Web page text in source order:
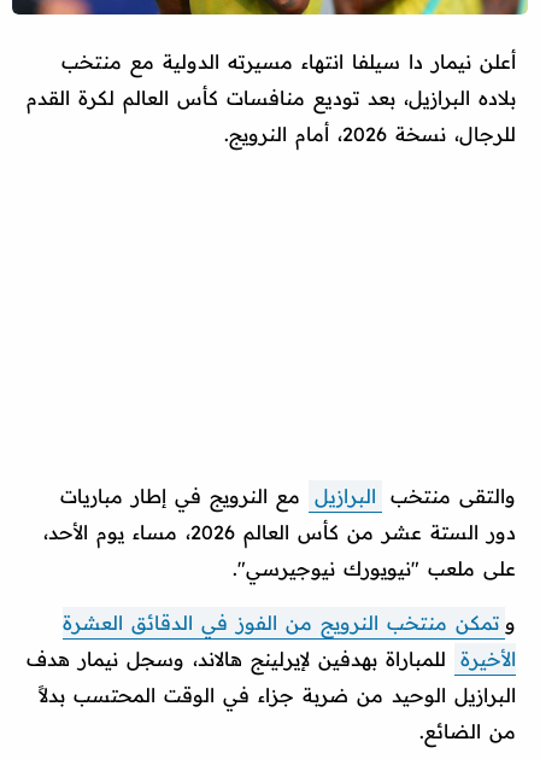
أعلن نيمار دا سيلفا انتهاء مسيرته الدولية مع منتخب
بلاده البرازيل، بعد توديع منافسات كأس العالم لكرة القدم
للرجال، نسخة 2026، أمام النرويج.
والتقى منتخب البرازيل
مع النرويج في إطار مباريات
دور الستة عشر من كأس العالم 2026، مساء يوم الأحد،
على ملعب "نيويورك نيوجيرسي".
و تمكن منتخب النرويج من الفوز في الدقائق العشرة
الأخيرة
للمباراة بهدفين لإيرلينج هالاند، وسجل نيمار هدف
البرازيل الوحيد من ضربة جزاء في الوقت المحتسب بدلاً
من الضائع.